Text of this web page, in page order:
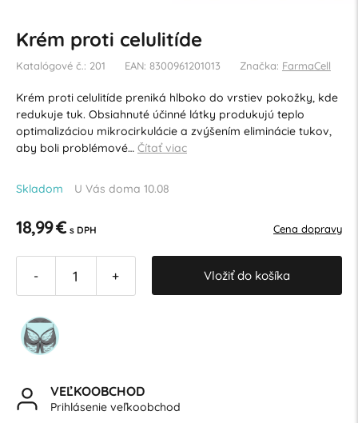
Krém proti celulitíde
Katalógové č.: 201 EAN: 8300961201013 Značka: FarmaCell
Krém proti celulitíde preniká hlboko do vrstiev pokožky, kde
redukuje tuk. Obsiahnuté účinné látky produkujú teplo
optimalizáciou mikrocirkulácie a zvýšením eliminácie tukov,
aby boli problémové… Čítať viac
Skladom U Vás doma 10.08
18,99 € s DPH Cena dopravy
- + Vložiť do košíka
VEĽKOOBCHOD
Prihlásenie veľkoobchod